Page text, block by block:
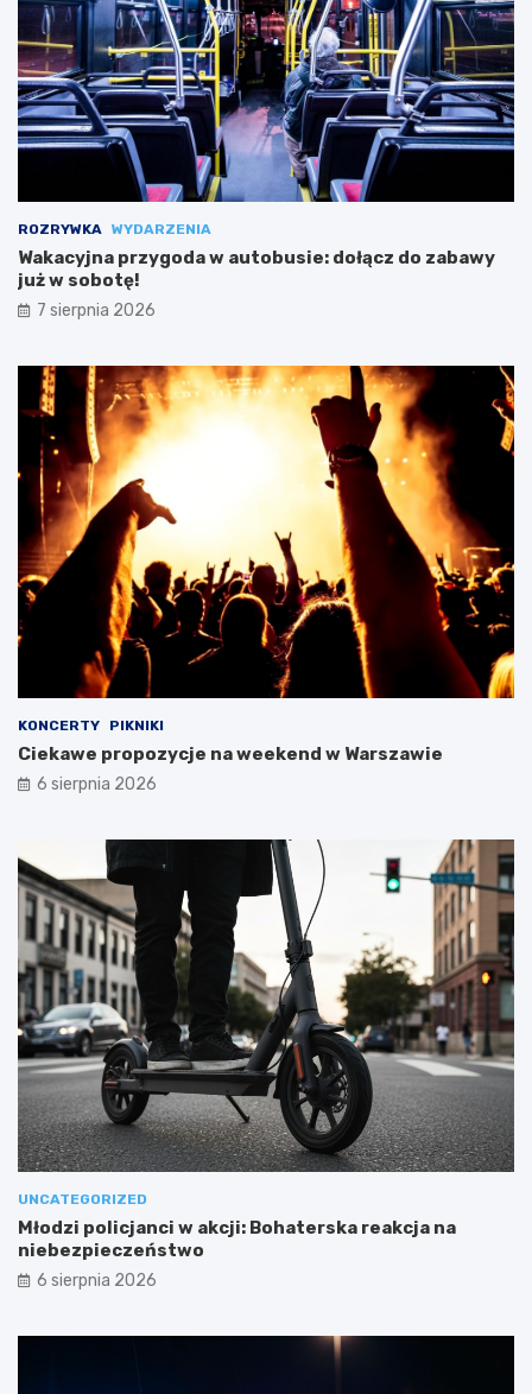
ROZRYWKA WYDARZENIA
Wakacyjna przygoda w autobusie: dołącz do zabawy
już w sobotę!
7 sierpnia 2026
KONCERTY PIKNIKI
Ciekawe propozycje na weekend w Warszawie
6 sierpnia 2026
UNCATEGORIZED
Młodzi policjanci w akcji: Bohaterska reakcja na
niebezpieczeństwo
6 sierpnia 2026